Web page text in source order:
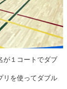
が１コートでダブ
リを使ってダブル